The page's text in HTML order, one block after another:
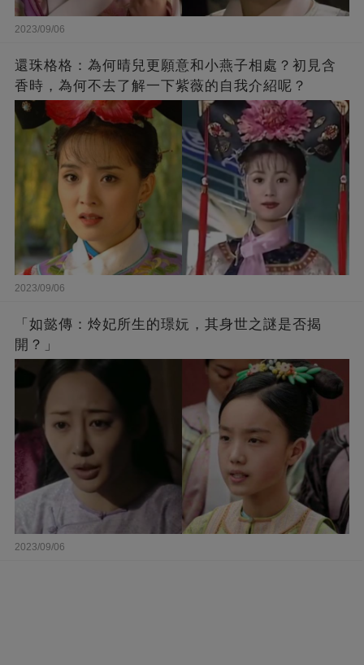
2023/09/06
還珠格格：為何晴兒更願意和小燕子相處？初見含
香時，為何不去了解一下紫薇的自我介紹呢？
2023/09/06
「如懿傳：炩妃所生的璟妧，其身世之謎是否揭
開？」
2023/09/06